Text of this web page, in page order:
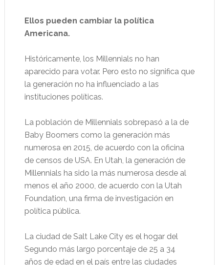
Ellos pueden cambiar la política
Americana.
Históricamente, los Millennials no han
aparecido para votar. Pero esto no significa que
la generación no ha influenciado a las
instituciones políticas.
La población de Millennials sobrepasó a la de
Baby Boomers como la generación más
numerosa en 2015, de acuerdo con la oficina
de censos de USA. En Utah, la generación de
Millennials ha sido la más numerosa desde al
menos el año 2000, de acuerdo con la Utah
Foundation, una firma de investigación en
política pública.
La ciudad de Salt Lake City es el hogar del
Segundo más largo porcentaje de 25 a 34
años de edad en el país entre las ciudades